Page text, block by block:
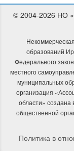
© 2004-2026 НО
образований
Федерального
местного
муниципальных
организация
области» создана
общественной
Политика в